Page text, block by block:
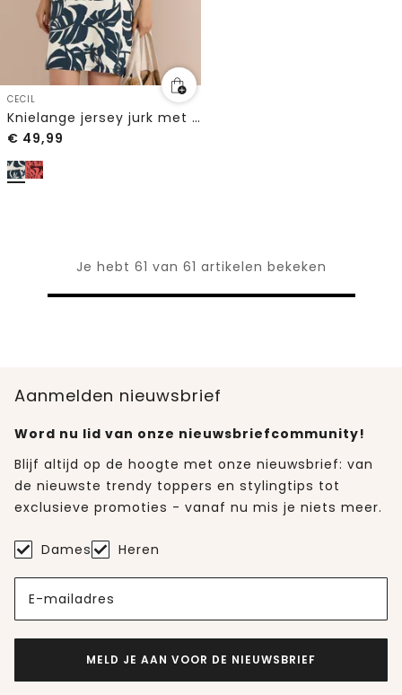
CECIL
Knielange jersey jurk met V-hals en print
€ 49,99
Je hebt 61 van 61 artikelen bekeken
Aanmelden nieuwsbrief
Word nu lid van onze nieuwsbriefcommunity!
Blijf altijd op de hoogte met onze nieuwsbrief: van
de nieuwste trendy toppers en stylingtips tot
exclusieve promoties - vanaf nu mis je niets meer.
Dames Heren
E-mailadres
MELD JE AAN VOOR DE NIEUWSBRIEF